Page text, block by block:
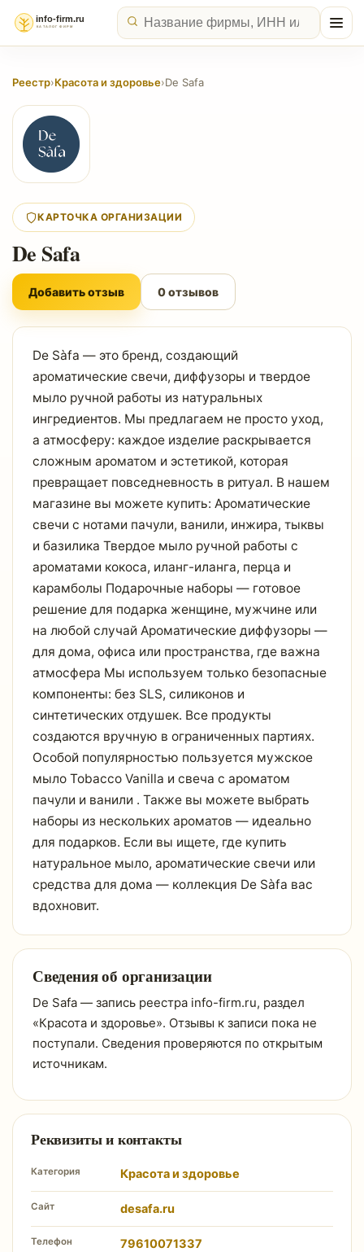
Реестр›Красота и здоровье›De Safa
КАРТОЧКА ОРГАНИЗАЦИИ
De Safa
Добавить отзыв 0 отзывов
De Sàfa — это бренд, создающий
ароматические свечи, диффузоры и твердое
мыло ручной работы из натуральных
ингредиентов. Мы предлагаем не просто уход,
а атмосферу: каждое изделие раскрывается
сложным ароматом и эстетикой, которая
превращает повседневность в ритуал. В нашем
магазине вы можете купить: Ароматические
свечи с нотами пачули, ванили, инжира, тыквы
и базилика Твердое мыло ручной работы с
ароматами кокоса, иланг-иланга, перца и
карамболы Подарочные наборы — готовое
решение для подарка женщине, мужчине или
на любой случай Ароматические диффузоры —
для дома, офиса или пространства, где важна
атмосфера Мы используем только безопасные
компоненты: без SLS, силиконов и
синтетических отдушек. Все продукты
создаются вручную в ограниченных партиях.
Особой популярностью пользуется мужское
мыло Tobacco Vanilla и свеча с ароматом
пачули и ванили . Также вы можете выбрать
наборы из нескольких ароматов — идеально
для подарков. Если вы ищете, где купить
натуральное мыло, ароматические свечи или
средства для дома — коллекция De Sàfa вас
вдохновит.
Сведения об организации
De Safa — запись реестра info-firm.ru, раздел
«Красота и здоровье». Отзывы к записи пока не
поступали. Сведения проверяются по открытым
источникам.
Реквизиты и контакты
Категория Красота и здоровье
Сайт desafa.ru
Телефон 79610071337